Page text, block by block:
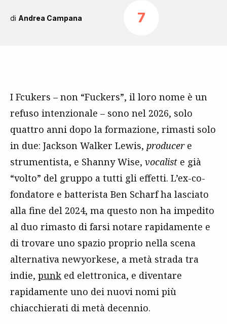
di Andrea Campana 7
I Fcukers – non “Fuckers”, il loro nome è un
refuso intenzionale – sono nel 2026, solo
quattro anni dopo la formazione, rimasti solo
in due: Jackson Walker Lewis, producere
strumentista, e Shanny Wise, vocalist e già
“volto” del gruppo a tutti gli effetti. L’ex-co-
fondatore e batterista Ben Scharf ha lasciato
alla fine del 2024, ma questo non ha impedito
al duo rimasto di farsi notare rapidamente e
di trovare uno spazio proprio nella scena
alternativa newyorkese, a metà strada tra
indie, punk ed elettronica, e diventare
rapidamente uno dei nuovi nomi più
chiacchierati di metà decennio.